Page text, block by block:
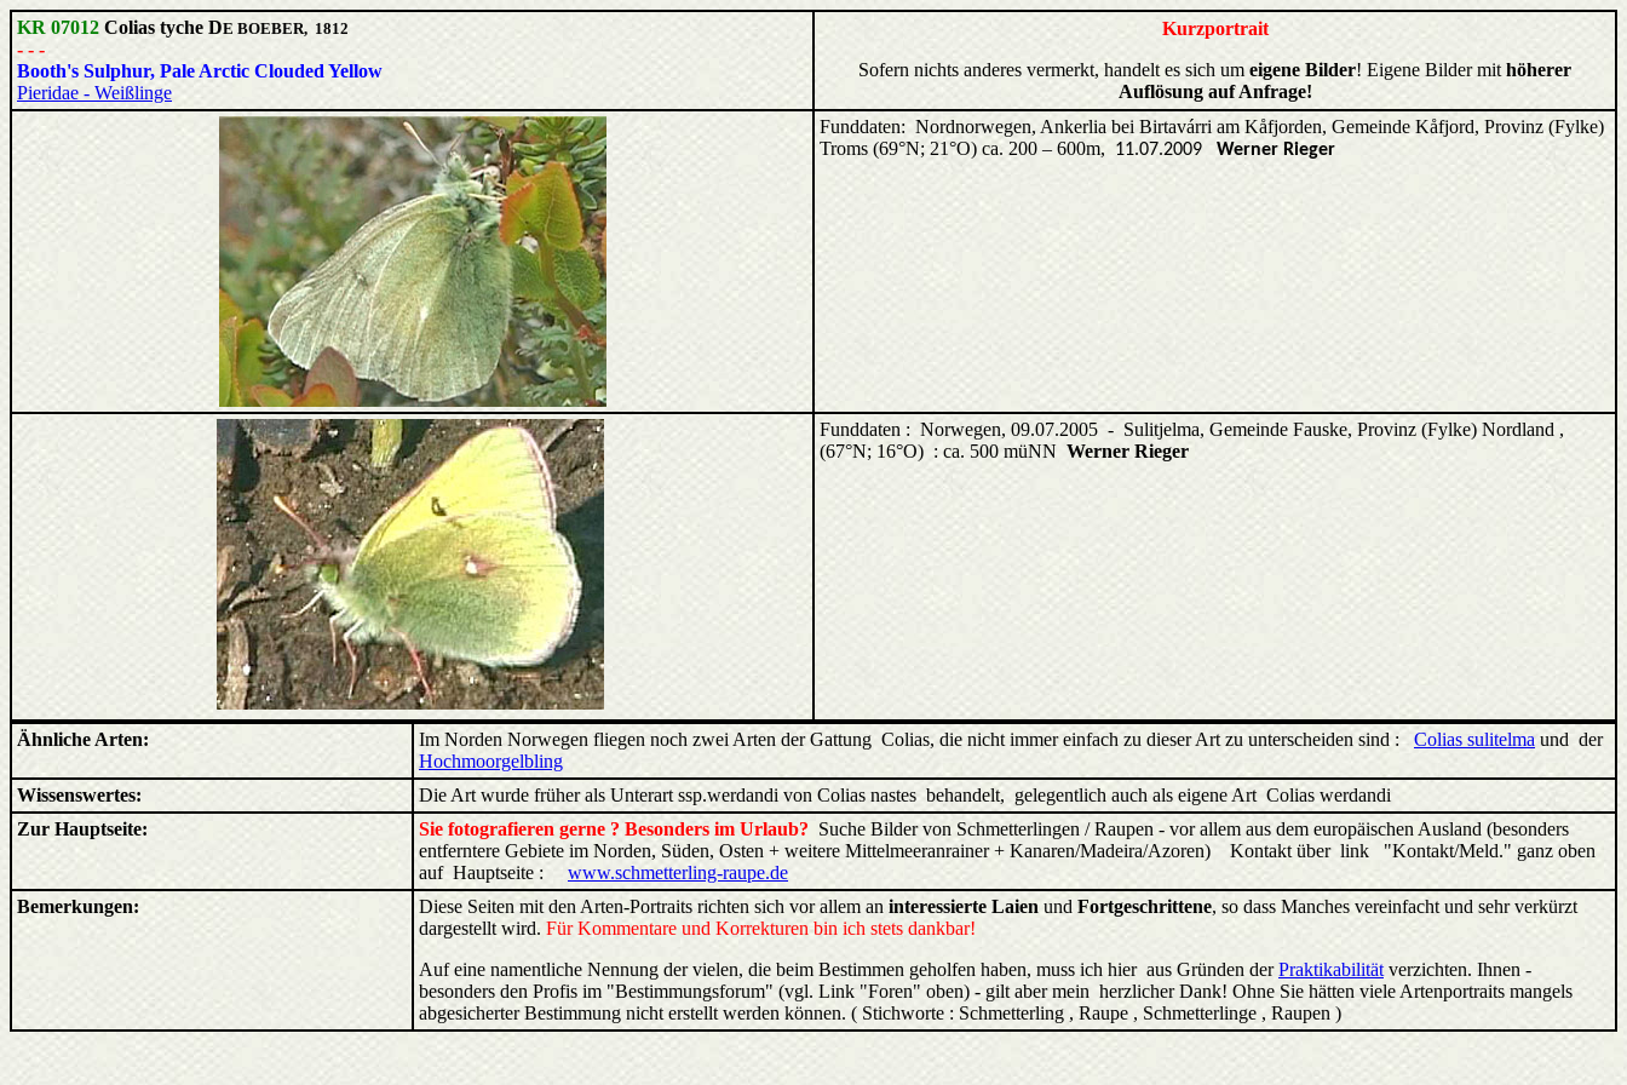
KR 07012 Colias tyche DE BOEBER, 1812
- - -
Booth's Sulphur, Pale Arctic Clouded Yellow
Pieridae - Weißlinge
Kurzportrait
Sofern nichts anderes vermerkt, handelt es sich um eigene Bilder! Eigene Bilder mit höherer
Auflösung auf Anfrage!
Funddaten: Nordnorwegen, Ankerlia bei Birtavárri am Kåfjorden, Gemeinde Kåfjord, Provinz (Fylke)
Troms (69°N; 21°O) ca. 200 – 600m, 11.07.2009 Werner Rieger
Funddaten : Norwegen, 09.07.2005 - Sulitjelma, Gemeinde Fauske, Provinz (Fylke) Nordland ,
(67°N; 16°O) : ca. 500 müNN Werner Rieger
Ähnliche Arten: Im Norden Norwegen fliegen noch zwei Arten der Gattung Colias, die nicht immer einfach zu dieser Art zu unterscheiden sind : Colias sulitelmaund der
Hochmoorgelbling
Wissenswertes:
Die Art wurde früher als Unterart ssp.werdandi von Colias nastes behandelt, gelegentlich auch als eigene Art Colias werdandi
Zur Hauptseite:
Sie fotografieren gerne ? Besonders im Urlaub? Suche Bilder von Schmetterlingen / Raupen - vor allem aus dem europäischen Ausland (besonders
entferntere Gebiete im Norden, Süden, Osten + weitere Mittelmeeranrainer + Kanaren/Madeira/Azoren) Kontakt über link "Kontakt/Meld." ganz oben
auf Hauptseite :
www.schmetterling-raupe.de
Bemerkungen:
Diese Seiten mit den Arten-Portraits richten sich vor allem an interessierte Laien und Fortgeschrittene, so dass Manches vereinfacht und sehr verkürzt
dargestellt wird. Für Kommentare und Korrekturen bin ich stets dankbar!
Auf eine namentliche Nennung der vielen, die beim Bestimmen geholfen haben, muss ich hier aus Gründen derPraktikabilität verzichten. Ihnen -
besonders den Profis im "Bestimmungsforum" (vgl. Link "Foren" oben) - gilt aber mein herzlicher Dank! Ohne Sie hätten viele Artenportraits mangels
abgesicherter Bestimmung nicht erstellt werden können. ( Stichworte : Schmetterling , Raupe , Schmetterlinge , Raupen )